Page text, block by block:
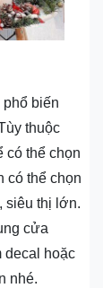
biến
thuộc
có thể chọn
có thể chọn
siêu thị lớn.
cửa
decal hoặc
nhé.